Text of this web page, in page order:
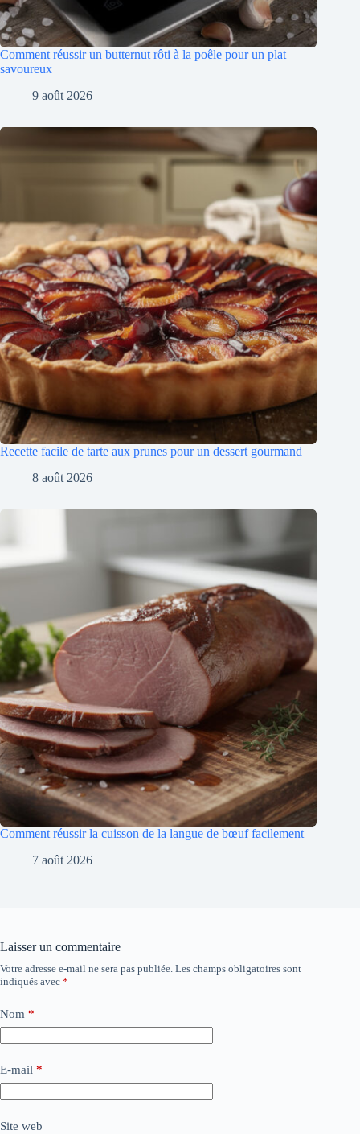
Comment réussir un butternut rôti à la poêle pour un plat
savoureux
9 août 2026
Recette facile de tarte aux prunes pour un dessert gourmand
8 août 2026
Comment réussir la cuisson de la langue de bœuf facilement
7 août 2026
Laisser un commentaire
Votre adresse e-mail ne sera pas publiée. Les champs obligatoires sont
indiqués avec *
Nom *
E-mail *
Site web